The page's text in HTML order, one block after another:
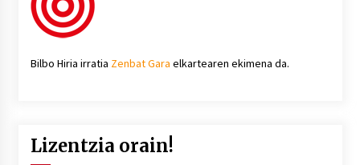
Bilbo Hiria irratia Zenbat Gara elkartearen ekimena da.
Lizentzia orain!